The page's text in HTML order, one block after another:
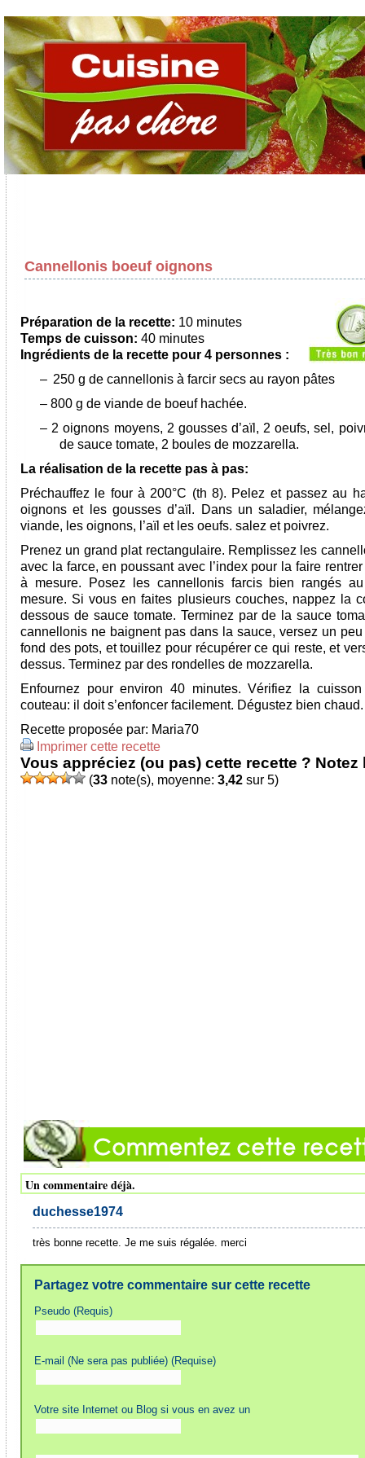
Cannellonis boeuf oignons
Préparation de la recette: 10 minutes
Temps de cuisson: 40 minutes
Ingrédients de la recette pour 4 personnes :
– 250 g de cannellonis à farcir secs au rayon pâtes
– 800 g de viande de boeuf hachée.
– 2 oignons moyens, 2 gousses d’aïl, 2 oeufs, sel,
de sauce tomate, 2 boules de mozzarella.
La réalisation de la recette pas à pas:
Préchauffez le four à 200°C (th 8). Pelez et passez au
oignons et les gousses d’aïl. Dans un saladier,
viande, les oignons, l’aïl et les oeufs. salez et poivrez.
Prenez un grand plat rectangulaire. Remplissez les
avec la farce, en poussant avec l’index pour la faire
à mesure. Posez les cannellonis farcis bien rangés
mesure. Si vous en faites plusieurs couches, nappez la
dessous de sauce tomate. Terminez par de la sauce
cannellonis ne baignent pas dans la sauce, versez un peu
fond des pots, et touillez pour récupérer ce qui reste, et
dessus. Terminez par des rondelles de mozzarella.
Enfournez pour environ 40 minutes. Vérifiez la
couteau: il doit s’enfoncer facilement. Dégustez bien chaud.
Recette proposée par: Maria70
Imprimer cette recette
Vous appréciez (ou pas) cette recette ? Notez
(33 note(s), moyenne: 3,42 sur 5)
Un commentaire déjà.
duchesse1974
très bonne recette. Je me suis régalée. merci
Partagez votre commentaire sur cette recette
Pseudo (Requis)
E-mail (Ne sera pas publiée) (Requise)
Votre site Internet ou Blog si vous en avez un